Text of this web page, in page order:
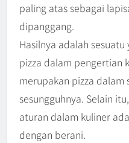
paling atas sebagai
dipanggang.
Hasilnya adalah
pizza dalam pengertian
merupakan pizza dalam
sesungguhnya. Selain
aturan dalam kuliner
dengan berani.